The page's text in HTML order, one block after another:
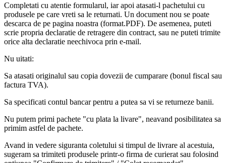
Completati cu atentie formularul, iar apoi atasati-l pachetului cu
produsele pe care vreti sa le returnati. Un document nou se poate
descarca de pe pagina noastra (format.PDF). De asemenea, puteti
scrie propria declaratie de retragere din contract, sau ne puteti trimite
orice alta declaratie neechivoca prin e-mail.
Nu uitati:
Sa atasati originalul sau copia dovezii de cumparare (bonul fiscal sau
factura TVA).
Sa specificati contul bancar pentru a putea sa vi se returneze banii.
Nu putem primi pachete "cu plata la livare", neavand posibilitatea sa
primim astfel de pachete.
Avand in vedere siguranta coletului si timpul de livrare al acestuia,
sugeram sa trimiteti produsele printr-o firma de curierat sau folosind